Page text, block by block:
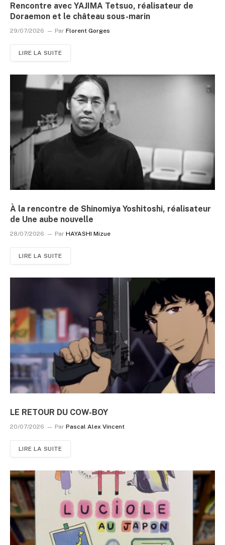
Rencontre avec YAJIMA Tetsuo, réalisateur de
Doraemon et le château sous-marin
29/07/2026 Par Florent Gorges
LIRE LA SUITE
À la rencontre de Shinomiya Yoshitoshi, réalisateur
de Une aube nouvelle
28/07/2026 Par HAYASHI Mizue
LIRE LA SUITE
LE RETOUR DU COW-BOY
20/07/2026 Par Pascal Alex Vincent
LIRE LA SUITE